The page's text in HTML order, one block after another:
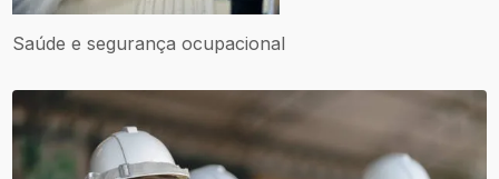
Saúde e segurança ocupacional